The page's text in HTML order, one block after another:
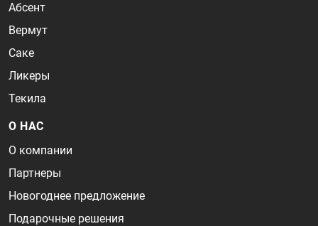
Абсент
Вермут
Саке
Ликеры
Текила
О НАС
О компании
Партнеры
Новогоднее предложение
Подарочные решения